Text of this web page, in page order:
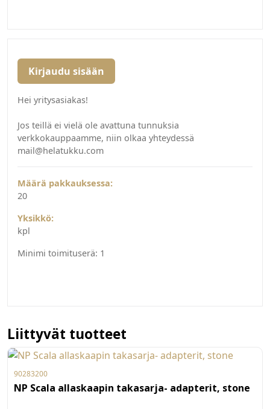
Kirjaudu sisään
Hei yritysasiakas!
Jos teillä ei vielä ole avattuna tunnuksia
verkkokauppaamme, niin olkaa yhteydessä
mail@helatukku.com
Määrä pakkauksessa:
20
Yksikkö:
kpl
Minimi toimituserä: 1
Liittyvät tuotteet
90283200
NP Scala allaskaapin takasarja- adapterit, stone